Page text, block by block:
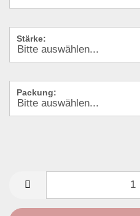
Stärke:
Packung: